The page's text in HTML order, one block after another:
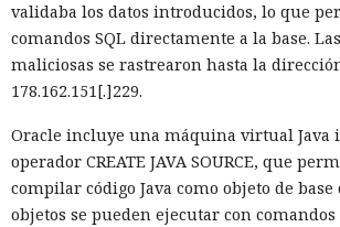
La mejora de rendimiento también afectó
código. El paso a TypeScript versión 7,
la estimación del equipo de Next.js
funcionamiento aproximadamente diez
servidor, renunciar a la conversión de los
favor de los streams nativos de Node.js en
renderizado permite procesar un 22%
sin cambiar el código de las aplicaciones.
validaba los datos introducidos, lo que
comandos SQL directamente a la base.
maliciosas se rastrearon hasta la
178.162.151[.]229.
Oracle incluye una máquina virtual Java
operador CREATE JAVA SOURCE, que
compilar código Java como objeto de base
objetos se pueden ejecutar con comandos